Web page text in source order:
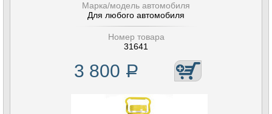
Марка/модель автомобиля
Для любого автомобиля
Номер товара
31641
3 800 Р